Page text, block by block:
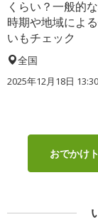
くらい？一般的な
時期や地域によ
いもチェック
全国
2025年12月18日
おでかけ